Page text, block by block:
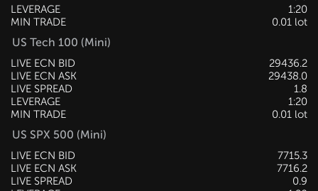
LEVERAGE
1:20
MIN TRADE
0.01 lot
US Tech 100 (Mini)
LIVE ECN BID
29437.5
LIVE ECN ASK
29439.2
LIVE SPREAD
1.7
LEVERAGE
1:20
MIN TRADE
0.01 lot
US SPX 500 (Mini)
LIVE ECN BID
7715.3
LIVE ECN ASK
7716.2
LIVE SPREAD
0.9